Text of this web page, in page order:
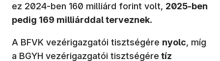
ez 2024-ben 160 milliárd forint volt, 2025-ben
pedig 169 milliárddal terveznek.
A BFVK vezérigazgatói tisztségére nyolc, míg
a BGYH vezérigazgatói tisztségére tíz